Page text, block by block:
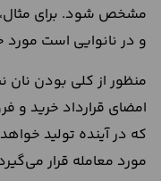
و در نانوایی است
منظور از کلی بودن نان
امضای قرارداد خرید و
که در آینده تولید
مورد معامله قرار